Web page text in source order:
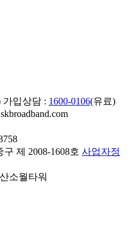
가입상담 : 1600-0106(유료)
제 2008-1608호 사업자정
소월타워